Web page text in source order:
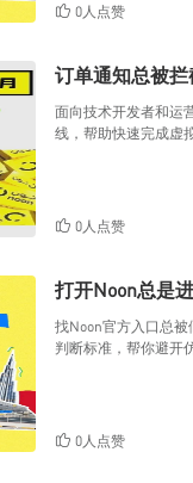
0人点赞
订单通知总被
面向技术开发者和运
线，帮助快速完成虚
0人点赞
打开Noon总是
找Noon官方入口总
判断标准，帮你避开
0人点赞